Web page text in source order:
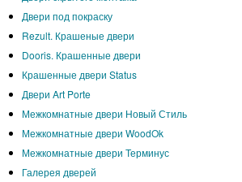
Двери под покраску
Rezult. Крашеные двери
Dooris. Крашенные двери
Крашенные двери Status
Двери Art Porte
Межкомнатные двери Новый Стиль
Межкомнатные двери WoodOk
Межкомнатные двери Терминус
Галерея дверей